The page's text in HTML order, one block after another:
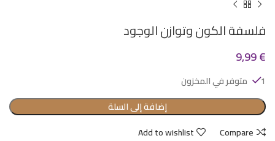
فلسفة الكون وتوازن الوجود
9,99€
1 متوفر في المخزون
إضافة إلى السلة
Compare
Add to wishlist